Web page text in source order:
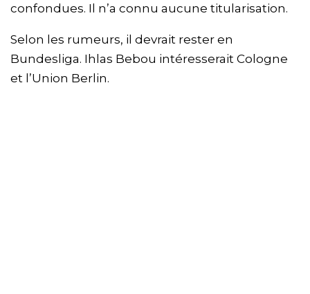
confondues. Il n’a connu aucune titularisation.
Selon les rumeurs, il devrait rester en
Bundesliga. Ihlas Bebou intéresserait Cologne
et l’Union Berlin.